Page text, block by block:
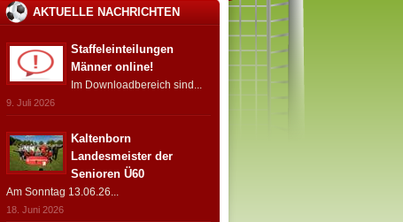
AKTUELLE NACHRICHTEN
Staffeleinteilungen
Männer online!
Im Downloadbereich sind...
9. Juli 2026
Kaltenborn
Landesmeister der
Senioren Ü60
Am Sonntag 13.06.26...
18. Juni 2026